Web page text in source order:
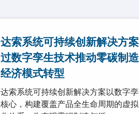
达索系统可持续创新解决方
过数字孪生技术推动零碳制
经济模式转型
达索系统可持续创新解决方案以数字
核心，构建覆盖产品全生命周期的虚